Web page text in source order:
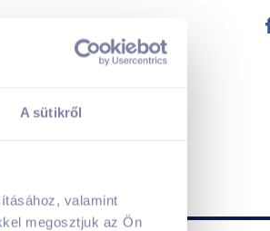
A sütikről
valamint
megosztjuk az Ön
A kosarad